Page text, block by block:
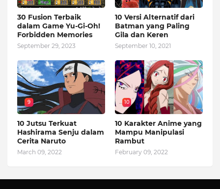
30 Fusion Terbaik
dalam Game Yu-Gi-Oh!
Forbidden Memories
September 29, 2023
10 Versi Alternatif dari
Batman yang Paling
Gila dan Keren
September 10, 2021
9
10 Jutsu Terkuat
Hashirama Senju dalam
Cerita Naruto
March 09, 2022
10
10 Karakter Anime yang
Mampu Manipulasi
Rambut
February 09, 2022